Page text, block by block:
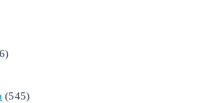
(545)